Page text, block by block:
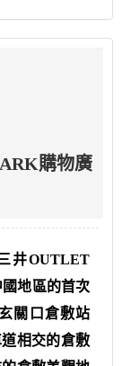
購物廣
井OUTLET
地區的首次
關口倉敷站
相交的倉敷